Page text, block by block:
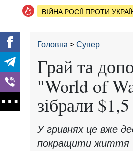
ВІЙНА РОСІЇ ПРОТИ
Головна Супер
Грай та
"World of
зібрали
У гривнях це вже
покращити життя